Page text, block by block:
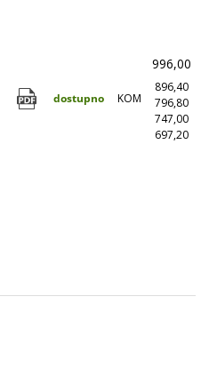
dostupno KOM
996,00
896,40
796,80
747,00
697,20